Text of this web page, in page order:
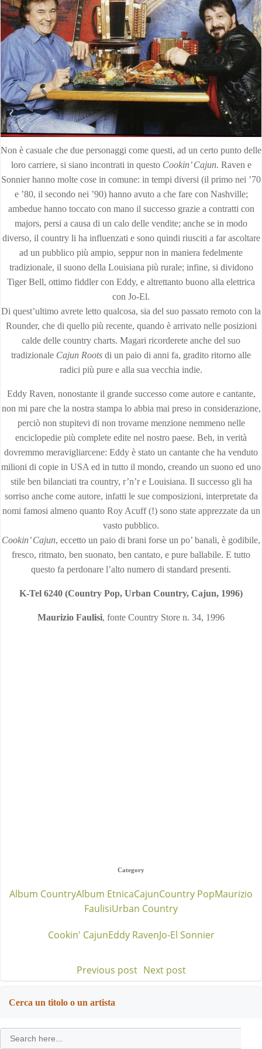
Non è casuale che due personaggi come questi, ad un certo punto delle
loro carriere, si siano incontrati in questo Cookin’ Cajun. Raven e
Sonnier hanno molte cose in comune: in tempi diversi (il primo nei ’70
e ’80, il secondo nei ’90) hanno avuto a che fare con Nashville;
ambedue hanno toccato con mano il successo grazie a contratti con
majors, persi a causa di un calo delle vendite; anche se in modo
diverso, il country li ha influenzati e sono quindi riusciti a far ascoltare
ad un pubblico più ampio, seppur non in maniera fedelmente
tradizionale, il suono della Louisiana più rurale; infine, si dividono
Tiger Bell, ottimo fiddler con Eddy, e altrettanto buono alla elettrica
con Jo-El.
Di quest’ultimo avrete letto qualcosa, sia del suo passato remoto con la
Rounder, che di quello più recente, quando è arrivato nelle posizioni
calde delle country charts. Magari ricorderete anche del suo
tradizionale Cajun Roots di un paio di anni fa, gradito ritorno alle
radici più pure e alla sua vecchia indie.
Eddy Raven, nonostante il grande successo come autore e cantante,
non mi pare che la nostra stampa lo abbia mai preso in considerazione,
perciò non stupitevi di non trovarne menzione nemmeno nelle
enciclopedie più complete edite nel nostro paese. Beh, in verità
dovremmo meravigliarcene: Eddy è stato un cantante che ha venduto
milioni di copie in USA ed in tutto il mondo, creando un suono ed uno
stile ben bilanciati tra country, r’n’r e Louisiana. Il successo gli ha
sorriso anche come autore, infatti le sue composizioni, interpretate da
nomi famosi almeno quanto Roy Acuff (!) sono state apprezzate da un
vasto pubblico.
Cookin’ Cajun, eccetto un paio di brani forse un po’ banali, è godibile,
fresco, ritmato, ben suonato, ben cantato, e pure ballabile. E tutto
questo fa perdonare l’alto numero di standard presenti.
K-Tel 6240 (Country Pop, Urban Country, Cajun, 1996)
Maurizio Faulisi, fonte Country Store n. 34, 1996
Category
Album CountryAlbum EtnicaCajunCountry PopMaurizio
FaulisiUrban Country
Cookin' CajunEddy RavenJo-El Sonnier
Post
navigation
Previous post Post
Next post
Cerca un titolo o un artista
Search
for: